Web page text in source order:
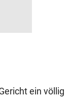
ein völlig